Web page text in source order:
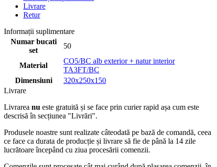
Livrare
Retur
Informații suplimentare
Numar bucati
set
50
Material
CO5/BC alb exterior + natur interior
TA3FT/BC
Dimensiuni
320x250x150
Livrare
Livrarea nu este gratuită și se face prin curier rapid așa cum este
descrisă în secțiunea "Livrări".
Produsele noastre sunt realizate câteodată pe bază de comandă, ceea
ce face ca durata de producție și livrare să fie de până la 14 zile
lucrătoare începând cu ziua procesării comenzii.